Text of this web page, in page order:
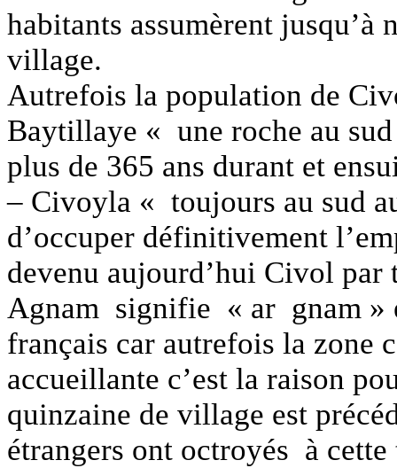
habitants assumèrent jusqu’à
village.
Autrefois la population de
Baytillaye « une roche au
plus de 365 ans durant et
– Civoyla « toujours au sud
d’occuper définitivement
devenu aujourd’hui Civol
Agnam signifie « ar gnam »
français car autrefois la zone
accueillante c’est la raison
quinzaine de village est
étrangers ont octroyés à